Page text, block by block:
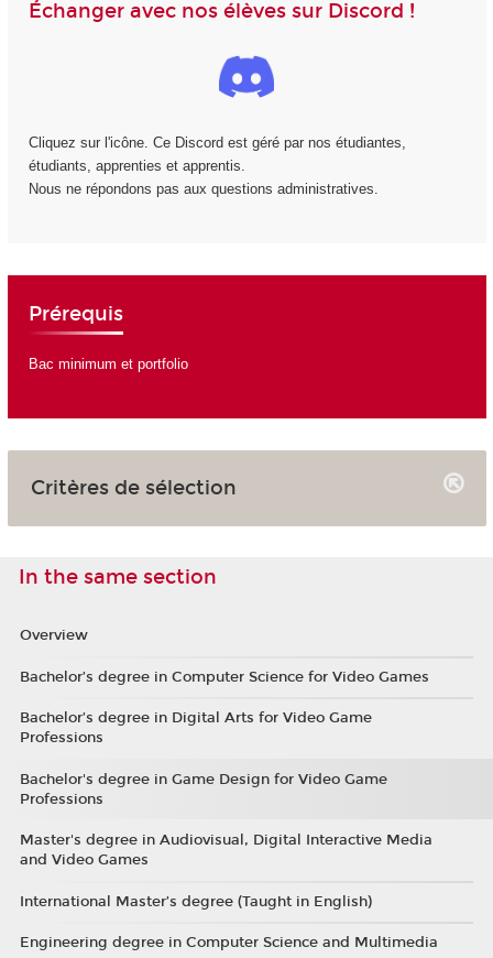
Échanger avec nos élèves sur Discord !
Cliquez sur l'icône. Ce Discord est géré par nos étudiantes,
étudiants, apprenties et apprentis.
Nous ne répondons pas aux questions administratives.
Prérequis
Bac minimum et portfolio
Critères de sélection
In the same section
Overview
Bachelor’s degree in Computer Science for Video Games
Bachelor’s degree in Digital Arts for Video Game
Professions
Bachelor's degree in Game Design for Video Game
Professions
Master's degree in Audiovisual, Digital Interactive Media
and Video Games
International Master’s degree (Taught in English)
Engineering degree in Computer Science and Multimedia